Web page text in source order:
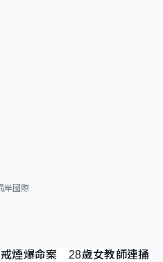
岸國際
煙爆命案 28歲女教師連捅